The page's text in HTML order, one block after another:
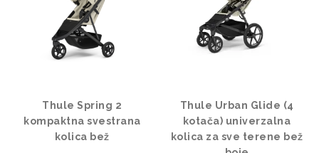
Thule Spring 2
kompaktna svestrana
kolica bež
Thule Urban Glide (4
kotača) univerzalna
kolica za sve terene bež